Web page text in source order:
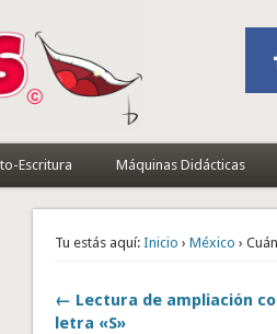
Escritura Máquinas Didácticas
Tu estás aquí: Inicio ›México ›
← Lectura de ampliación
letra «S»